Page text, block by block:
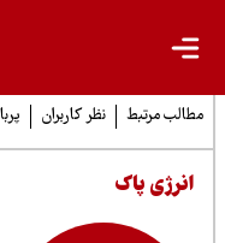
مرتبط نظر کاربران
پاک